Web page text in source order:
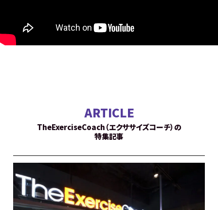
ARTICLE
TheExerciseCoach（エクササイズコーチ）の
特集記事